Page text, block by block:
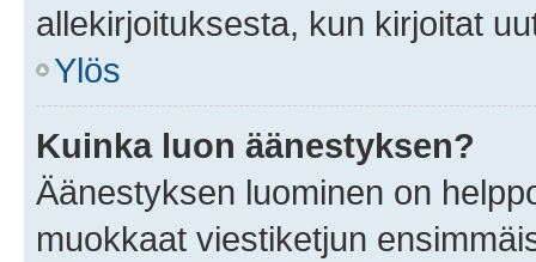
allekirjoituksesta, kun kirjoitat
Ylös
Kuinka luon äänestyksen?
Äänestyksen luominen on
muokkaat viestiketjun